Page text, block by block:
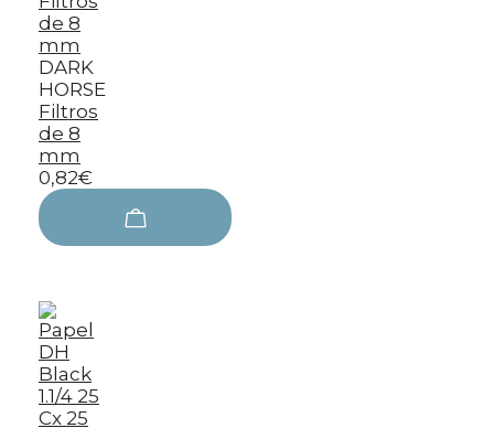
DARK
HORSE
Filtros
de 8
mm
0,82€